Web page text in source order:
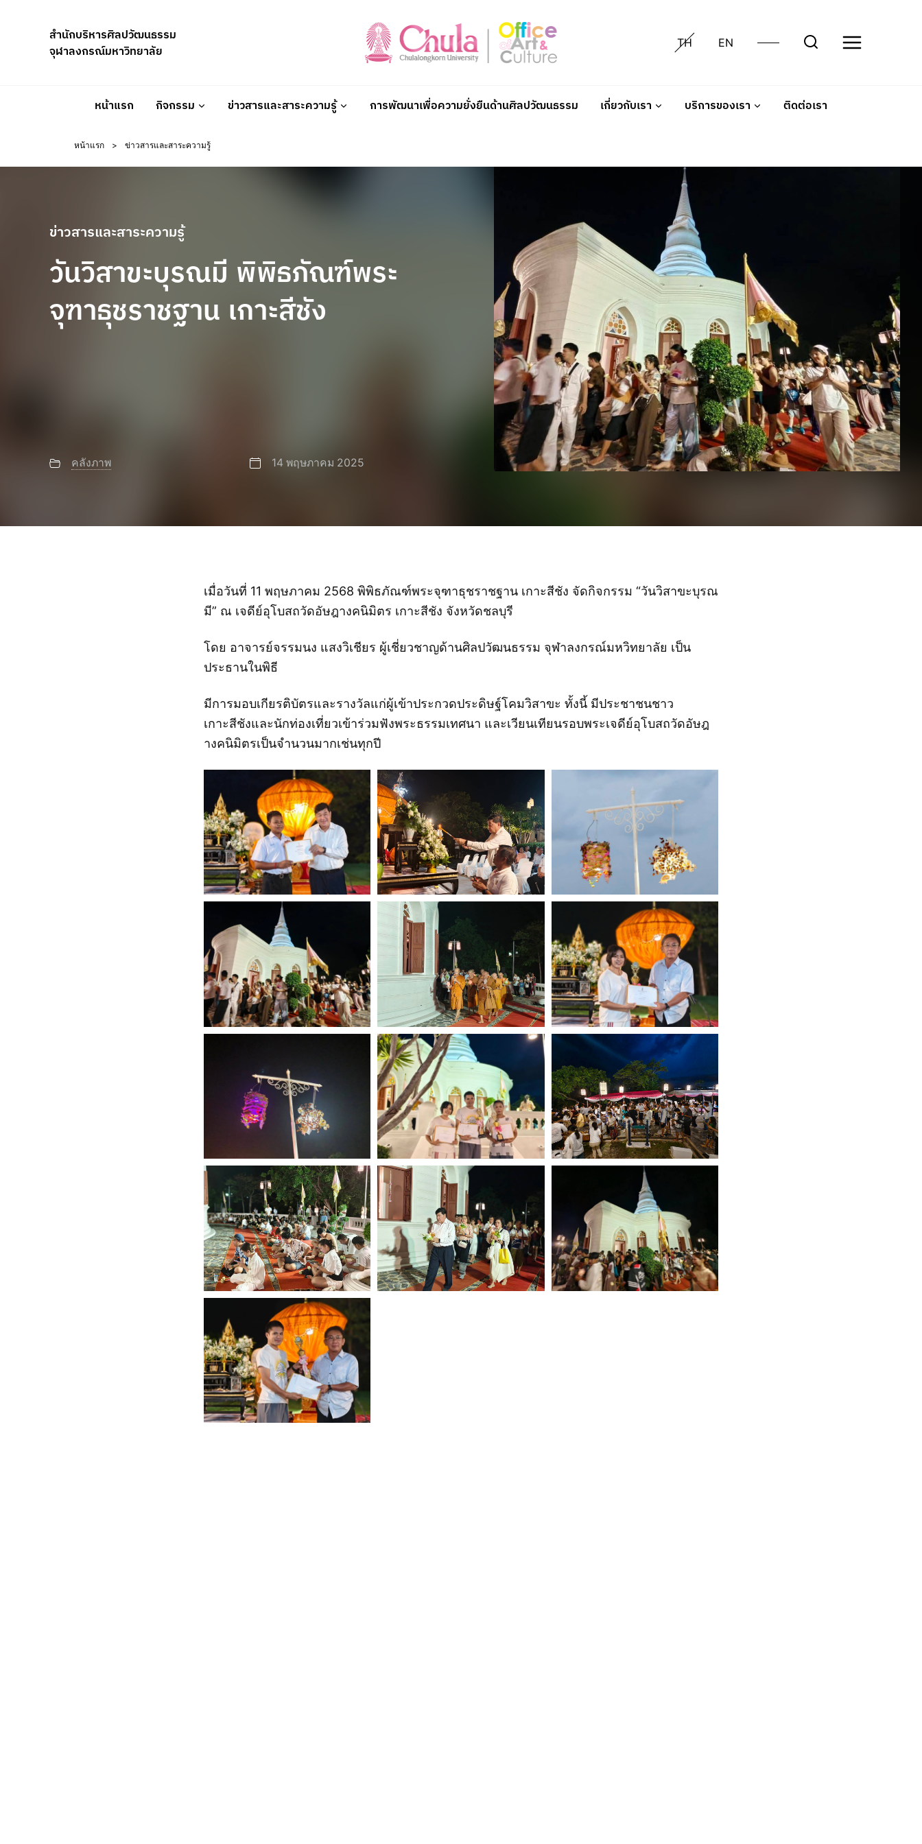
สำนักบริหารศิลปวัฒนธรรม
จุฬาลงกรณ์มหาวิทยาลัย
TH EN
หน้าแรก กิจกรรม ข่าวสารและสาระความรู้ การพัฒนาเพื่อความยั่งยืนด้านศิลปวัฒนธรรม เกี่ยวกับเรา บริการของเรา ติดต่อเรา
หน้าแรก > ข่าวสารและสาระความรู้
ข่าวสารและสาระความรู้
วันวิสาขะบุรณมี พิพิธภัณฑ์พระ
จุฑาธุชราชฐาน เกาะสีชัง
คลังภาพ 14 พฤษภาคม 2025
เมื่อวันที่ 11 พฤษภาคม 2568 พิพิธภัณฑ์พระจุฑาธุชราชฐาน เกาะสีชัง จัดกิจกรรม “วันวิสาขะบุรณ
มี” ณ เจดีย์อุโบสถวัดอัษฎางคนิมิตร เกาะสีชัง จังหวัดชลบุรี
โดย อาจารย์จรรมนง แสงวิเชียร ผู้เชี่ยวชาญด้านศิลปวัฒนธรรม จุฬาลงกรณ์มหวิทยาลัย เป็น
ประธานในพิธี
มีการมอบเกียรติบัตรและรางวัลแก่ผู้เข้าประกวดประดิษฐ์โคมวิสาขะ ทั้งนี้ มีประชาชนชาว
เกาะสีชังและนักท่องเที่ยวเข้าร่วมฟังพระธรรมเทศนา และเวียนเทียนรอบพระเจดีย์อุโบสถวัดอัษฎ
างคนิมิตรเป็นจำนวนมากเช่นทุกปี